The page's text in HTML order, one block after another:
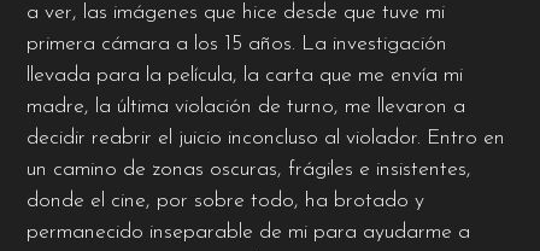
a ver, las imágenes que hice desde que tuve mi
primera cámara a los 15 años. La investigación
llevada para la película, la carta que me envía mi
madre, la última violación de turno, me llevaron a
decidir reabrir el juicio inconcluso al violador. Entro en
un camino de zonas oscuras, frágiles e insistentes,
donde el cine, por sobre todo, ha brotado y
permanecido inseparable de mi para ayudarme a